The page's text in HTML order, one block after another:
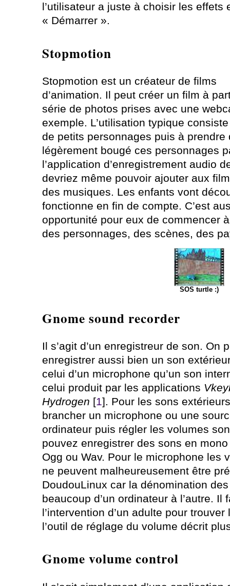
l’utilisateur a juste à choisir les effets
« Démarrer ».
Stopmotion
Stopmotion est un créateur de films
d’animation. Il peut créer un film à
série de photos prises avec une
exemple. L’utilisation typique
de petits personnages puis à
légèrement bougé ces personnages
l’application d’enregistrement audio
devriez même pouvoir ajouter aux
des musiques. Les enfants vont
fonctionne en fin de compte. C’est
opportunité pour eux de commencer
des personnages, des scènes, des
SOS turtle :)
Gnome sound recorder
Il s’agit d’un enregistreur de son. On
enregistrer aussi bien un son
celui d’un microphone qu’un son
celui produit par les applications
Hydrogen [1]. Pour les sons
brancher un microphone ou une
ordinateur puis régler les volumes
pouvez enregistrer des sons en
Ogg ou Wav. Pour le microphone les
ne peuvent malheureusement être
DoudouLinux car la dénomination
beaucoup d’un ordinateur à l’autre. Il
l’intervention d’un adulte pour
l’outil de réglage du volume décrit
Gnome volume control